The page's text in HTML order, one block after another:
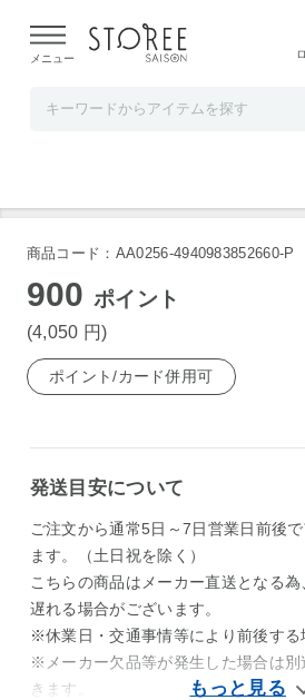
よる配送遅延が発生しております。
メニュー
博多華味鳥 料亭の卵ぷり
商品コード：AA0256-4940983852660-P
900ポイント
(4,050 円)
ポイント/カード併用可
発送目安について
ご注文から通常5日～7日営業日前後
ます。（土日祝を除く）
こちらの商品はメーカー直送となる
遅れる場合がございます。
※休業日・交通事情等により前後する
※メーカー欠品等が発生した場合は
きます。